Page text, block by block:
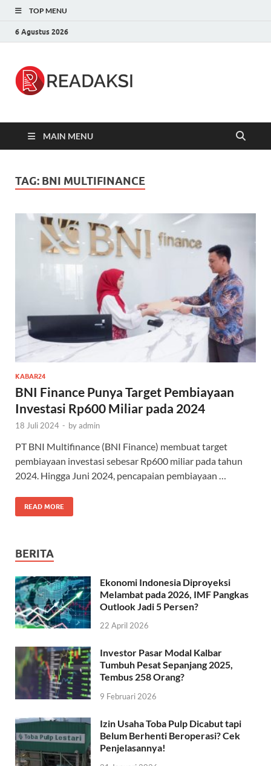
TOP MENU
6 Agustus 2026
MAIN MENU
TAG: BNI MULTIFINANCE
KABAR24
BNI Finance Punya Target Pembiayaan
Investasi Rp600 Miliar pada 2024
18 Juli 2024 - byadmin
PT BNI Multifinance (BNI Finance) membuat target
pembiayaan investasi sebesar Rp600 miliar pada tahun
2024. Hingga Juni 2024, pencapaian pembiayaan …
READ MORE
BERITA
Ekonomi Indonesia Diproyeksi
Melambat pada 2026, IMF Pangkas
Outlook Jadi 5 Persen?
22 April 2026
Investor Pasar Modal Kalbar
Tumbuh Pesat Sepanjang 2025,
Tembus 258 Orang?
9 Februari 2026
Izin Usaha Toba Pulp Dicabut tapi
Belum Berhenti Beroperasi? Cek
Penjelasannya!